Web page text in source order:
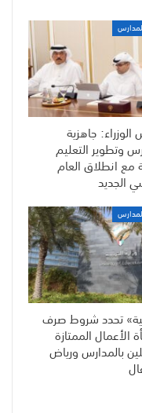
جاهزية
وتطوير التعليم
مع انطلاق العام
الجديد
تحدد شروط صرف
الأعمال الممتازة
بالمدارس ورياض